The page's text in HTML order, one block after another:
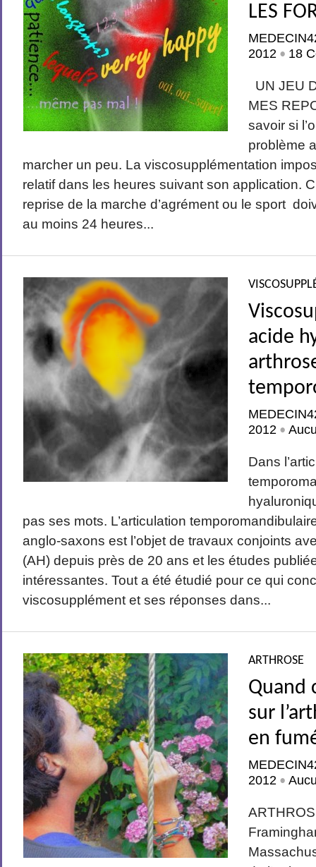
LES
2012 • 18
UN JEU
MES
savoir si
problème
marcher un peu. La viscosupplémentation
relatif dans les heures suivant son application.
reprise de la marche d’agrément ou le sport
au moins 24 heures...
acide
2012 •
Dans
pas ses mots. L’articulation
anglo-saxons est l’objet de travaux conjoints
(AH) depuis près de 20 ans et les études
intéressantes. Tout a été étudié pour ce qui
viscosupplément et ses réponses dans...
ARTHROSE
Quand
sur
en
2012 •